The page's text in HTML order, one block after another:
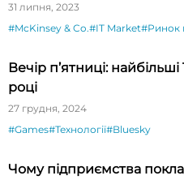
31 липня, 2023
#McKinsey & Co.#IT Market#Ринок
Вечір п’ятниці:
році
27 грудня, 2024
#Games#Технології#Bluesky
Чому підприємства